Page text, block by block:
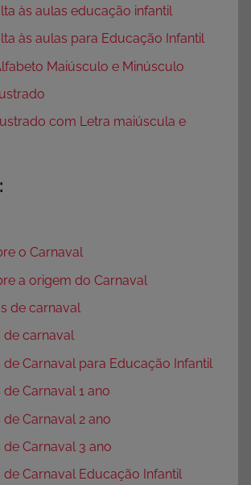
às aulas educação infantil
às aulas para Educação Infantil
Maiúsculo e Minúsculo
com Letra maiúscula e
o Carnaval
a origem do Carnaval
de carnaval
de carnaval
de Carnaval para Educação Infantil
Carnaval 1 ano
Carnaval 2 ano
Carnaval 3 ano
de Carnaval Educação Infantil